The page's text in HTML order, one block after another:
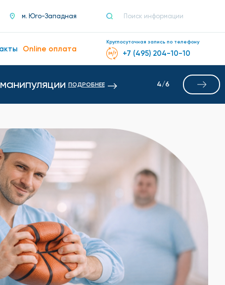
м. Юго-Западная
Online оплата
Круглосуточная запись по телефону
+7 (495) 204-10-10
ПОДРОБНЕЕ 4/6